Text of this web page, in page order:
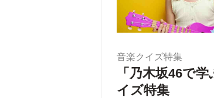
音楽クイズ特集
「乃木坂46で
イズ特集